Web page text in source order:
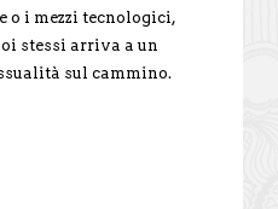
o i mezzi tecnologici,
stessi arriva a un
sul cammino.